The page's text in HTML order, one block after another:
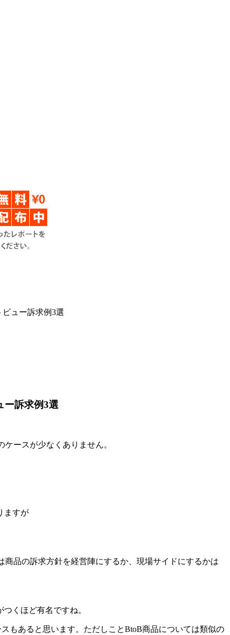
ュー訴求例3選
ー訴求例3選
ースが少なくありません。
ますが
品の訴求方針を経営陣にするか、現場サイドにするかは
くほど有名ですね。
もあると思います。ただしことBtoB商品については類似の